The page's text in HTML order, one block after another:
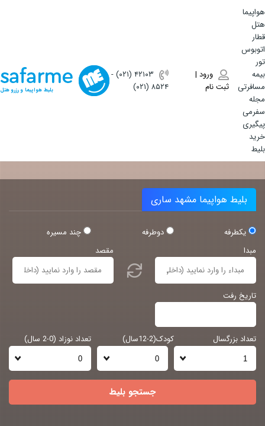
هواپیما
هتل
قطار
اتوبوس
تور
بیمه
مسافرتی
مجله
سفرمی
پیگیری
خرید
بلیط
ورود |
ثبت نام
(۰۲۱) ۴٢١٠٣
-
(۰۲۱) ۸۵۲۴
بلیط هواپیما و رزرو هتل
بلیط هواپیما مشهد ساری
یکطرفه دوطرفه
چند مسیره
مبدا
مقصد
تاریخ رفت
تعداد بزرگسال کودک(2-12سال) تعداد نوزاد (0-2 سال)
جستجو بلیط